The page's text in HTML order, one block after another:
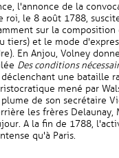
l'annonce de la
roi, le 8 août 1788,
sur la composition
tiers) et le mode
En Anjou, Volney
Des conditions
déclenchant une bataille
mené par
de son secrétaire
les frères Delaunay,
A la fin de 1788,
qu'à Paris.